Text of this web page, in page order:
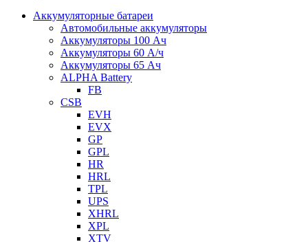
Аккумуляторные батареи
Автомобильные аккумуляторы
Аккумуляторы 100 Ач
Аккумуляторы 60 А/ч
Аккумуляторы 65 Ач
ALPHA Battery
FB
CSB
EVH
EVX
GP
GPL
HR
HRL
TPL
UPS
XHRL
XPL
XTV